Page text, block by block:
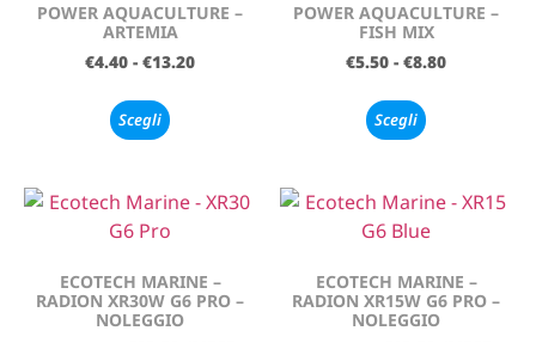
POWER AQUACULTURE –
ARTEMIA
€4.40 - €13.20
Scegli
POWER AQUACULTURE –
FISH MIX
€5.50 - €8.80
Scegli
ECOTECH MARINE –
RADION XR30W G6 PRO –
NOLEGGIO
ECOTECH MARINE –
RADION XR15W G6 PRO –
NOLEGGIO